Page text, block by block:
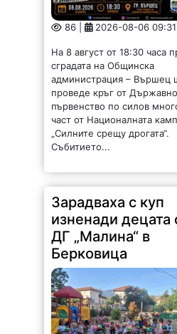
86 | 2026-08-06
На 8 август от 18:30 часа
сградата на Общинска
администрация – Вършец
проведе кръг от
първенство по силов
част от Националната
„Силните срещу дрогата“.
Събитието...
Зарадваха с куп
изненади децата
ДГ „Малина“ в
Берковица